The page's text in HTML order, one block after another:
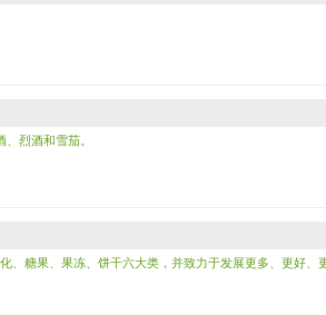
烈酒和雪茄。
糖果、果冻、饼干六大类，并致力于发展更多、更好、